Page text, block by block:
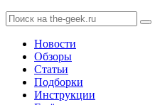
Новости
Обзоры
Статьи
Подборки
Инструкции